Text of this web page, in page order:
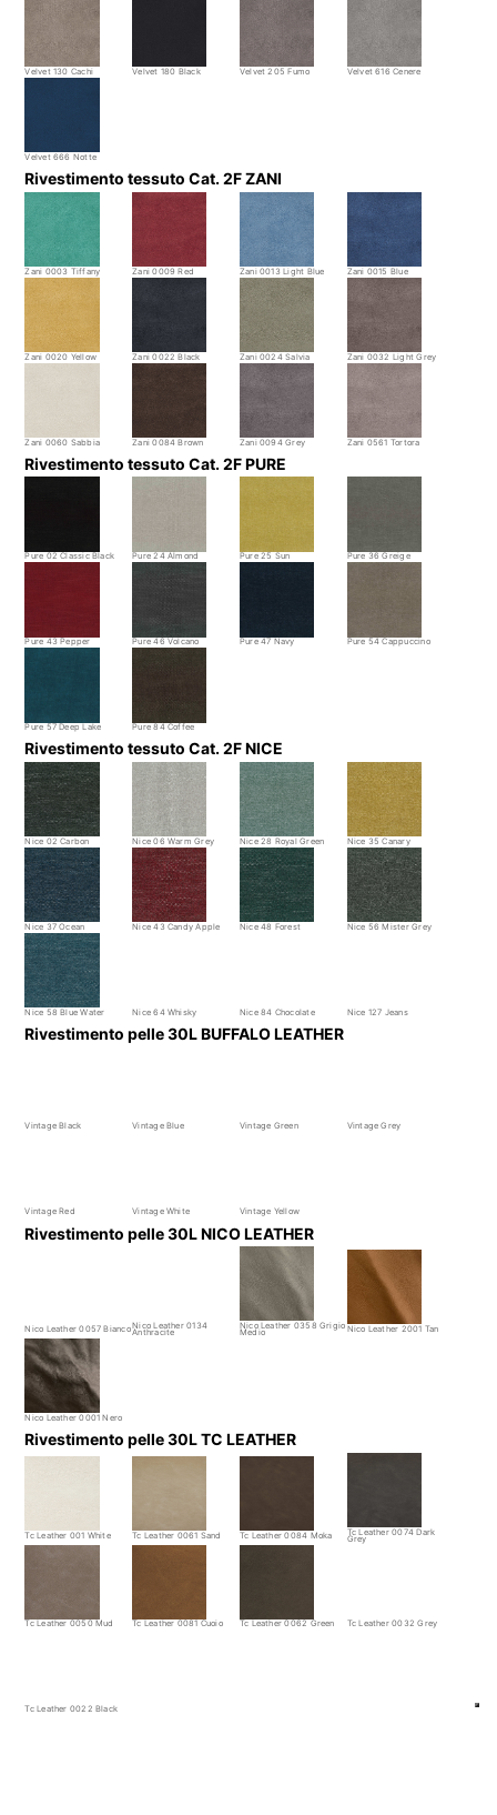
Velvet 130 Cachi Velvet 180 Black Velvet 205 Fumo Velvet 616 Cenere
Velvet 666 Notte
Rivestimento tessuto Cat. 2F ZANI
Zani 0003 Tiffany Zani 0009 Red Zani 0013 Light Blue Zani 0015 Blue
Zani 0020 Yellow Zani 0022 Black Zani 0024 Salvia Zani 0032 Light Grey
Zani 0060 Sabbia Zani 0084 Brown Zani 0094 Grey Zani 0561 Tortora
Rivestimento tessuto Cat. 2F PURE
Pure 02 Classic Black Pure 24 Almond Pure 25 Sun Pure 36 Greige
Pure 43 Pepper Pure 46 Volcano Pure 47 Navy Pure 54 Cappuccino
Pure 57 Deep Lake Pure 84 Coffee
Rivestimento tessuto Cat. 2F NICE
Nice 02 Carbon Nice 06 Warm Grey Nice 28 Royal Green Nice 35 Canary
Nice 37 Ocean Nice 43 Candy Apple Nice 48 Forest Nice 56 Mister Grey
Nice 58 Blue Water Nice 64 Whisky Nice 84 Chocolate Nice 127 Jeans
Rivestimento pelle 30L BUFFALO LEATHER
Vintage Black Vintage Blue Vintage Green Vintage Grey
Vintage Red Vintage White Vintage Yellow
Rivestimento pelle 30L NICO LEATHER
Nico Leather 0057 BiancoNico Leather 0134
Anthracite
Nico Leather 0358 Grigio
Medio Nico Leather 2001 Tan
Nico Leather 0001 Nero
Rivestimento pelle 30L TC LEATHER
Tc Leather 001 White Tc Leather 0061 Sand Tc Leather 0084 Moka Tc Leather 0074 Dark
Grey
Tc Leather 0050 Mud Tc Leather 0081 Cuoio Tc Leather 0062 Green Tc Leather 0032 Grey
Tc Leather 0022 Black